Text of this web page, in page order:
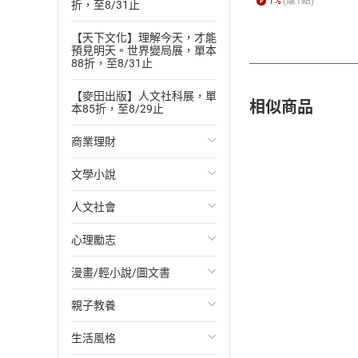
折，至8/31止
【天下文化】理解今天，才能
預見明天。世界變局展，單本
88折，至8/31止
【麥田出版】人文社科展，單
本85折，至8/29止
商業理財
投資理財
經濟/趨勢
財務/金融
管理/領導
職場工作術
成功法
文學小說
歐美文學
日本文學
韓國文學
華文文學
經典文學
人文社會
國際關係
政治
社會科學
台灣/中國歷史
心理勵志
心靈成長/情緒
人際關係
兩性關係
漫畫/輕小說/圖文書
輕小說
奇幻/科幻
親子教養
教育現場
生活風格
相似商品